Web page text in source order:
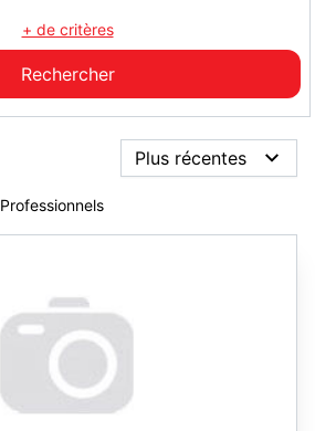
+ de critères
Professionnels